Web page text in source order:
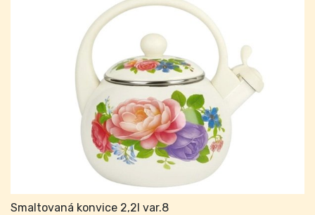
Smaltovaná konvice 2,2l var.8